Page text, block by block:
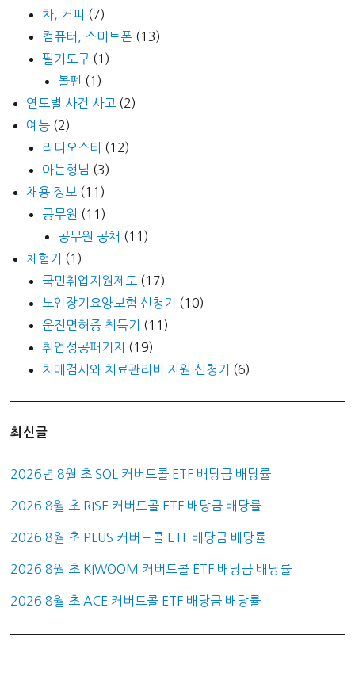
차, 커피 (7)
컴퓨터, 스마트폰 (13)
필기도구 (1)
볼펜 (1)
연도별 사건 사고 (2)
예능 (2)
라디오스타(12)
아는형님 (3)
채용 정보 (11)
공무원 (11)
공무원 공채 (11)
체험기
(1)
국민취업지원제도 (17)
노인장기요양보험 신청기
(10)
운전면허증 취득기
(11)
취업성공패키지
(19)
치매검사와 치료관리비 지원 신청기
(6)
최신글
2026년 8월 초 SOL 커버드콜 ETF 배당금 배당률
2026 8월 초 RISE 커버드콜 ETF 배당금 배당률
2026 8월 초 PLUS 커버드콜 ETF 배당금 배당률
2026 8월 초 KIWOOM 커버드콜 ETF 배당금 배당률
2026 8월 초 ACE 커버드콜 ETF 배당금 배당률